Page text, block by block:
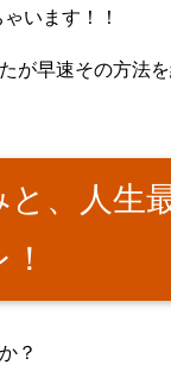
います！！
が早速その方法を
、人生
？